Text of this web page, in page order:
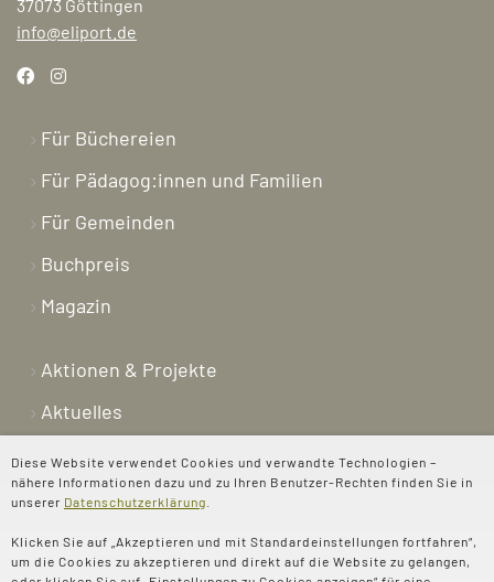
Diese Website verwendet Cookies und verwandte Technologien –
nähere Informationen dazu und zu Ihren Benutzer-Rechten finden Sie in
unserer Datenschutzerklärung
Klicken Sie auf „Akzeptieren und mit Standardeinstellungen fortfahren“,
um die Cookies zu akzeptieren und direkt auf die Website zu gelangen,
37073 Göttingen
info@eliport.de
Für Büchereien
Für Pädagog:innen und Familien
Für Gemeinden
Buchpreis
Magazin
Aktionen & Projekte
Aktuelles
Newsletter
Shop
Kontakt